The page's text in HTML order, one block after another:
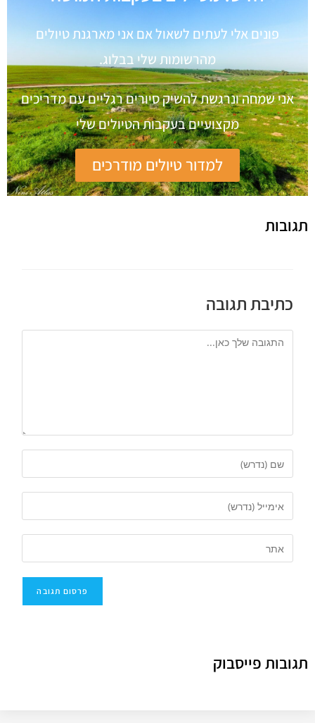
פונים אלי לעתים לשאול אם אני מארגנת טיולים
מהרשומות שלי בבלוג.
אני שמחה ונרגשת להשיק סיורים רגליים עם מדריכים
מקצועיים בעקבות הטיולים שלי
למדור טיולים מודרכים
תגובות
כתיבת תגובה
תגובות פייסבוק